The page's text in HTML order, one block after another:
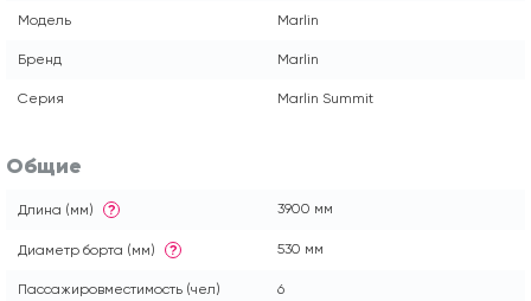
Модель Marlin
Бренд Marlin
Серия Marlin Summit
Общие
Длина (мм) ? 3900 мм
Диаметр борта (мм) ? 530 мм
Пассажировместимость (чел) 6